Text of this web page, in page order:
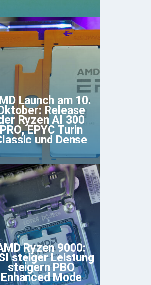
Launch am 10.
Release
Ryzen AI 300
PRO, EPYC Turin
und Dense
Ryzen 9000:
steiger Leistung
steigern PBO
Enhanced Mode